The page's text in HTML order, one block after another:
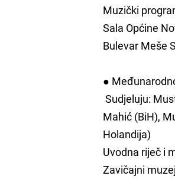
Muzički
Sala Općine
Bulevar Meše
●
Sudjeluju:
Mahić (BiH),
Holandija)
Uvodna riječ i
Zavičajni